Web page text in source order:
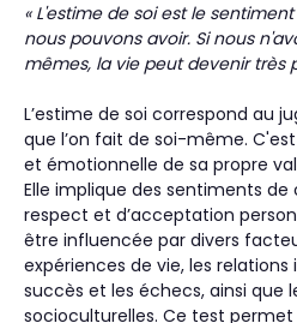
« L'estime de soi est le
nous pouvons avoir. Si nous
mêmes, la vie peut devenir très
L’estime de soi correspond au
que l’on fait de soi-même.
et émotionnelle de sa propre
Elle implique des sentiments
respect et d’acceptation
être influencée par divers
expériences de vie, les relations
succès et les échecs, ainsi que
socioculturelles. Ce test